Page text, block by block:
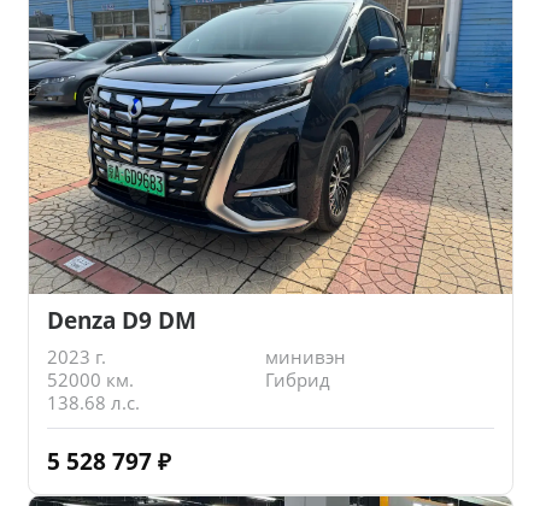
Denza D9 DM
2023 г.
минивэн
52000 км.
Гибрид
138.68 л.с.
5 528 797 ₽